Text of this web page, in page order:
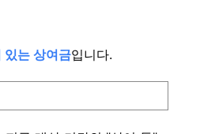
있는 상여금입니다.